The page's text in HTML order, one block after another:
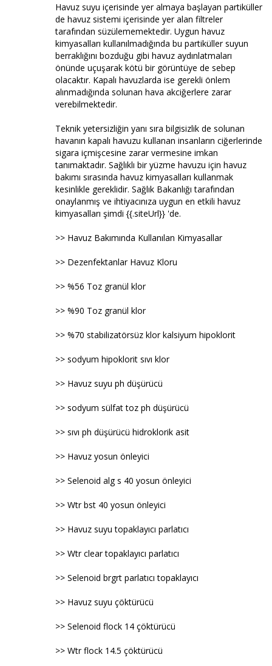
Havuz suyu içerisinde yer almaya başlayan partiküller
de havuz sistemi içerisinde yer alan filtreler
tarafından süzülememektedir. Uygun havuz
kimyasalları kullanılmadığında bu partiküller suyun
berraklığını bozduğu gibi havuz aydınlatmaları
önünde uçuşarak kötü bir görüntüye de sebep
olacaktır. Kapalı havuzlarda ise gerekli önlem
alınmadığında solunan hava akciğerlere zarar
verebilmektedir.
Teknik yetersizliğin yanı sıra bilgisizlik de solunan
havanın kapalı havuzu kullanan insanların ciğerlerinde
sigara içmişcesine zarar vermesine imkan
tanımaktadır. Sağlıklı bir yüzme havuzu için havuz
bakımı sırasında havuz kimyasalları kullanmak
kesinlikle gereklidir. Sağlık Bakanlığı tarafından
onaylanmış ve ihtiyacınıza uygun en etkili havuz
kimyasalları şimdi {{.siteUrl}} 'de.
>> Havuz Bakımında Kullanılan Kimyasallar
>> Dezenfektanlar Havuz Kloru
>> %56 Toz granül klor
>> %90 Toz granül klor
>> %70 stabilizatörsüz klor kalsiyum hipoklorit
>> sodyum hipoklorit sıvı klor
>> Havuz suyu ph düşürücü
>> sodyum sülfat toz ph düşürücü
>> sıvı ph düşürücü hidroklorik asit
>> Havuz yosun önleyici
>> Selenoid alg s 40 yosun önleyici
>> Wtr bst 40 yosun önleyici
>> Havuz suyu topaklayıcı parlatıcı
>> Wtr clear topaklayıcı parlatıcı
>> Selenoid brgrt parlatıcı topaklayıcı
>> Havuz suyu çöktürücü
>> Selenoid flock 14 çöktürücü
>> Wtr flock 14.5 çöktürücü